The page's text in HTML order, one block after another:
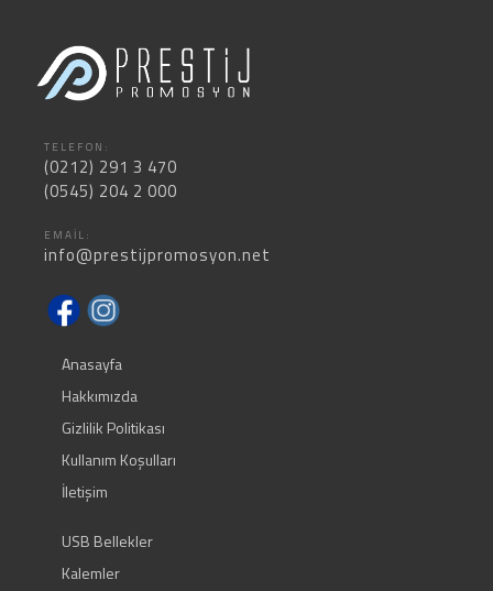
TELEFON:
(0212) 291 3 470
(0545) 204 2 000
EMAIL:
info@prestijpromosyon.net
Anasayfa
Hakkımızda
Gizlilik Politikası
Kullanım Koşulları
İletişim
USB Bellekler
Kalemler